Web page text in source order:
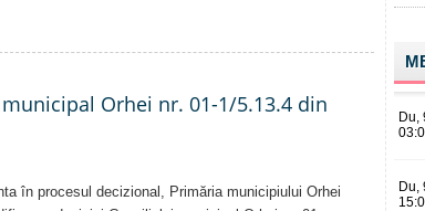
Orhei nr. 01-1/5.13.4 din
în procesul decizional, Primăria municipiului Orhei